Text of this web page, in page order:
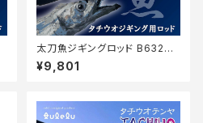
太刀魚ジギングロッド B632M
H+マットブラック
¥9,801